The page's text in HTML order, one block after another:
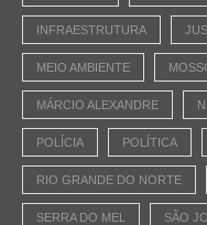
INFRAESTRUTURA
MEIO AMBIENTE
MÁRCIO ALEXANDRE
POLÍCIA POLÍTICA
RIO GRANDE DO NORTE
SERRA DO MEL SÃO